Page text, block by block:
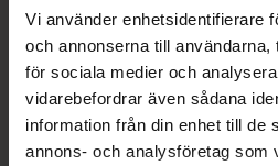
Vi använder enhetsidentifierare
och annonserna till användarna,
för sociala medier och
vidarebefordrar även sådana
information från din enhet till de
annons- och analysföretag som
Reeses Dipped Pretzels